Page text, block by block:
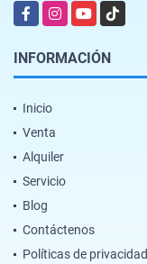
FacebookInstagramYouTubeTikTok
INFORMACIÓN
Inicio
Venta
Alquiler
Servicio
Blog
Contáctenos
Políticas de privacidad